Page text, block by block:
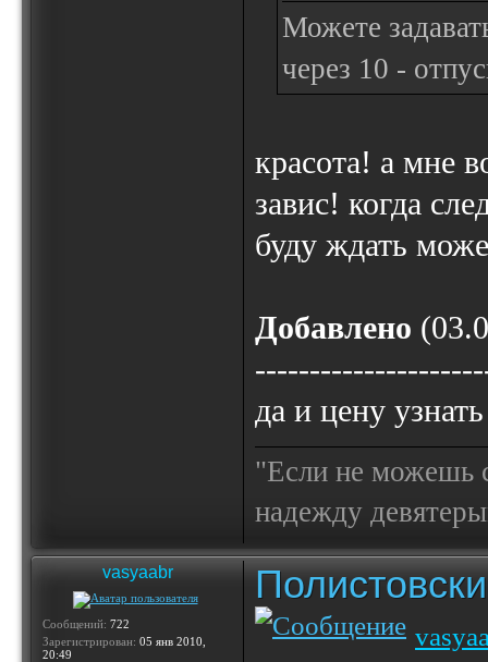
Можете
через 10 -
красота! а мне
завис! когда
буду ждать
Добавлено
да и цену
"Если не можешь
надежду
vasyaabr
Сообщений: 722
Зарегистрирован: 05 янв 2010,
20:49